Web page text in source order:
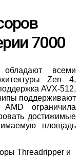
7000
всеми
Zen 4,
AVX-512,
поддерживают
ограничила
достижимые
площадь